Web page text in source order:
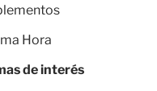
Hora
de interés